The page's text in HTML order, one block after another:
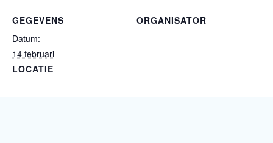
GEGEVENS
Datum:
14 februari
LOCATIE
ORGANISATOR